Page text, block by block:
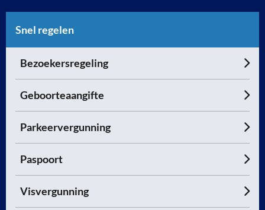
Snel regelen
Bezoekersregeling
Geboorteaangifte
Parkeervergunning
Paspoort
Visvergunning